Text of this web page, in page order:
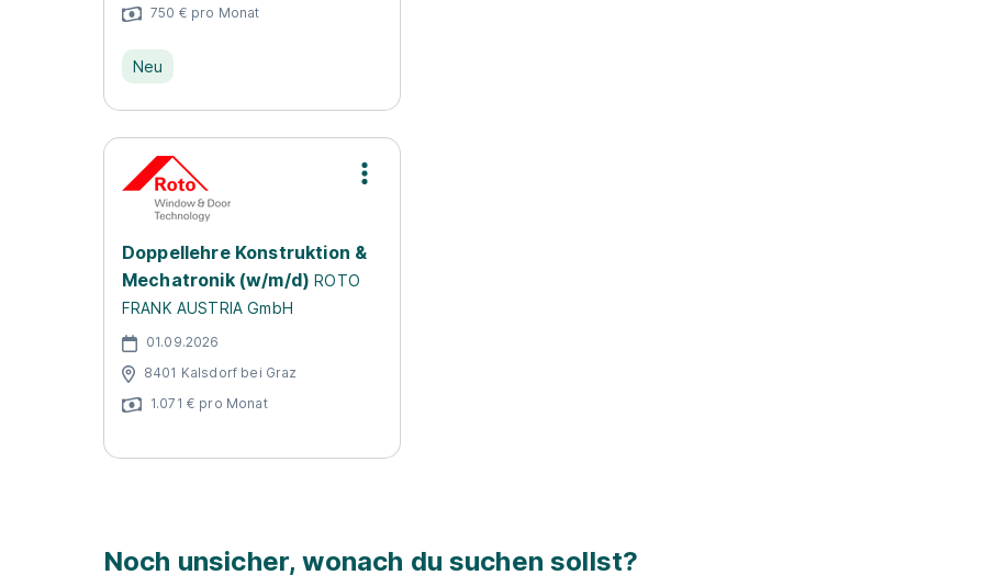
750 € pro Monat
Neu
Doppellehre Konstruktion &
Mechatronik (w/m/d) ROTO
FRANK AUSTRIA GmbH
01.09.2026
8401 Kalsdorf bei Graz
1.071 € pro Monat
Noch unsicher, wonach du suchen sollst?